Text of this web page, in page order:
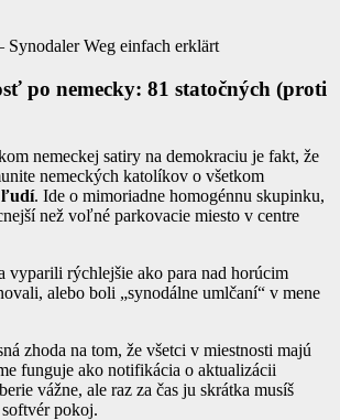
Synodaler Weg einfach erklärt
po nemecky: 81 statočných (proti
nemeckej satiry na demokraciu je fakt, že
nemeckých katolíkov o všetkom
ľudí. Ide o mimoriadne homogénnu skupinku,
než voľné parkovacie miesto v centre
vyparili rýchlejšie ako para nad horúcim
alebo boli „synodálne umlčaní“ v mene
zhoda na tom, že všetci v miestnosti majú
funguje ako notifikácia o aktualizácii
vážne, ale raz za čas ju skrátka musíš
pokoj.